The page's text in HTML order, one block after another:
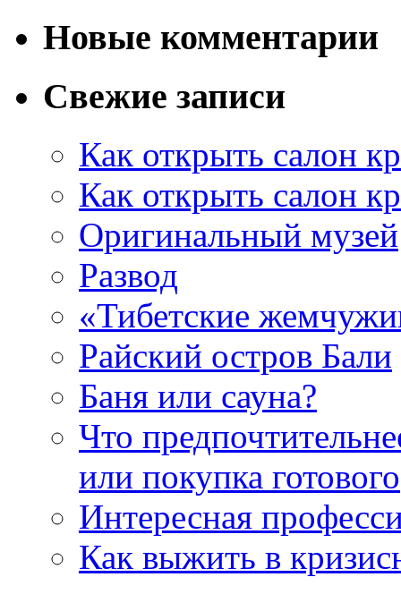
Новые комментарии
Свежие записи
Как открыть салон
Как открыть салон
Оригинальный музей
Развод
«Тибетские
Райский остров Бали
Баня или сауна?
Что
или покупка готового
Интересная
Как выжить в